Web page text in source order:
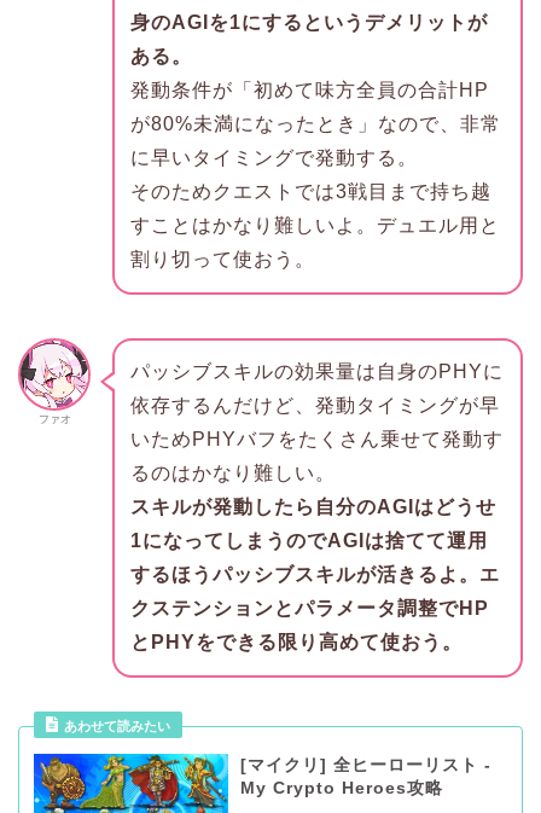
身のAGIを1にするというデメリットが
ある。
発動条件が「初めて味方全員の合計HP
が80%未満になったとき」なので、非常
に早いタイミングで発動する。
そのためクエストでは3戦目まで持ち越
すことはかなり難しいよ。デュエル用と
割り切って使おう。
ファオ
パッシブスキルの効果量は自身のPHYに
依存するんだけど、発動タイミングが早
いためPHYバフをたくさん乗せて発動す
るのはかなり難しい。
スキルが発動したら自分のAGIはどうせ
1になってしまうのでAGIは捨てて運用
するほうパッシブスキルが活きるよ。エ
クステンションとパラメータ調整でHP
とPHYをできる限り高めて使おう。
あわせて読みたい
[マイクリ] 全ヒーローリスト -
My Crypto Heroes攻略